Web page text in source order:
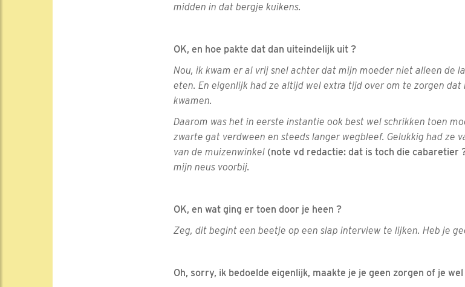
midden in dat bergje kuikens.
OK, en hoe pakte dat dan uiteindelijk uit ?
Nou, ik kwam er al vrij snel achter dat mijn moeder niet alleen de
eten. En eigenlijk had ze altijd wel extra tijd over om te zorgen
kwamen.
Daarom was het in eerste instantie ook best wel schrikken toen
zwarte gat verdween en steeds langer wegbleef. Gelukkig had ze
van de muizenwinkel (note vd redactie: dat is toch die cabaretier
mijn neus voorbij.
OK, en wat ging er toen door je heen ?
Zeg, dit begint een beetje op een slap interview te lijken. Heb je
Oh, sorry, ik bedoelde eigenlijk, maakte je je geen zorgen of je